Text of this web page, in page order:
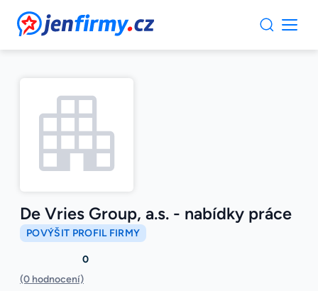
JenFirmy.cz
De Vries Group, a.s. - nabídky práce
POVÝŠIT PROFIL FIRMY
0
(0 hodnocení)